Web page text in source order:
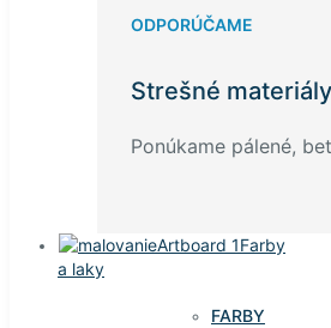
ODPORÚČAME
Strešné materiály
Ponúkame pálené,
Farby
a laky
FARBY